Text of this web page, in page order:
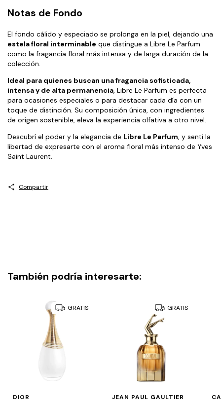
Notas de Fondo
El fondo cálido y especiado se prolonga en la piel, dejando una
estela floral interminable que distingue a Libre Le Parfum
como la fragancia floral más intensa y de larga duración de la
colección.
Ideal para quienes buscan una fragancia sofisticada,
intensa y de alta permanencia, Libre Le Parfum es perfecta
para ocasiones especiales o para destacar cada día con un
toque de distinción. Su composición única, con ingredientes
de origen sostenible, eleva la experiencia olfativa a otro nivel.
Descubrí el poder y la elegancia de Libre Le Parfum, y sentí la
libertad de expresarte con el aroma floral más intenso de Yves
Saint Laurent.
Compartir
También podría interesarte:
GRATIS
DIOR
GRATIS
JEAN PAUL GAULTIER